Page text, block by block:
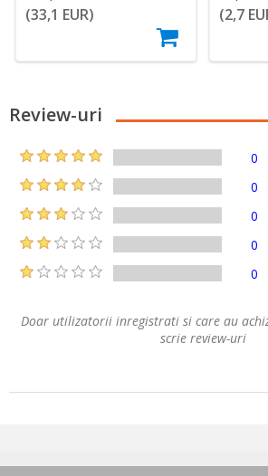
(33,1 EUR)
(2,7
Review-uri
0
0
0
0
0
Doar utilizatorii inregistrati si care au
scrie review-uri